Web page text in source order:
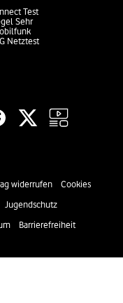
widerrufen
Cookies
Jugendschutz
Barrierefreiheit